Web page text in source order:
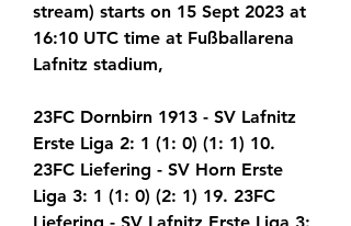
stream) starts on 15 Sept 2023 at
16:10 UTC time at Fußballarena
Lafnitz stadium,
23FC Dornbirn 1913 - SV Lafnitz
Erste Liga 2: 1 (1: 0) (1: 1) 10.
23FC Liefering - SV Horn Erste
Liga 3: 1 (1: 0) (2: 1) 19. 23FC